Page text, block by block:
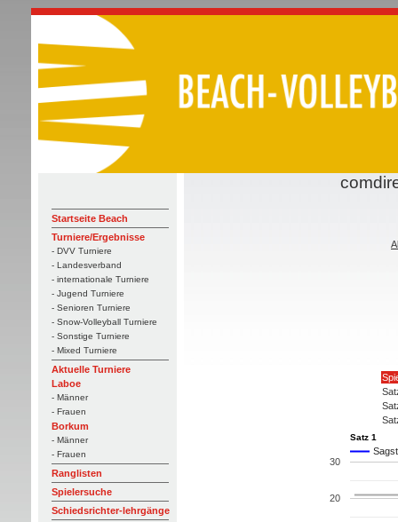
Startseite Beach
Turniere/Ergebnisse
- DVV Turniere
- Landesverband
- internationale Turniere
- Jugend Turniere
- Senioren Turniere
- Snow-Volleyball Turniere
- Sonstige Turniere
- Mixed Turniere
Aktuelle Turniere
Laboe
- Männer
- Frauen
Borkum
- Männer
- Frauen
Ranglisten
Spielersuche
Schiedsrichter-lehrgänge
Satz 1
20
30